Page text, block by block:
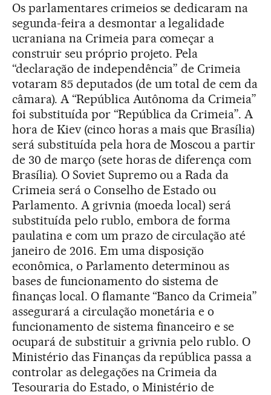
Os parlamentares crimeios se dedicaram na
segunda-feira a desmontar a legalidade
ucraniana na Crimeia para começar a
construir seu próprio projeto. Pela
“declaração de independência” de Crimeia
votaram 85 deputados (de um total de cem da
câmara). A “República Autônoma da Crimeia”
foi substituída por “República da Crimeia”. A
hora de Kiev (cinco horas a mais que Brasília)
será substituída pela hora de Moscou a partir
de 30 de março (sete horas de diferença com
Brasília). O Soviet Supremo ou a Rada da
Crimeia será o Conselho de Estado ou
Parlamento. A grivnia (moeda local) será
substituída pelo rublo, embora de forma
paulatina e com um prazo de circulação até
janeiro de 2016. Em uma disposição
econômica, o Parlamento determinou as
bases de funcionamento do sistema de
finanças local. O flamante “Banco da Crimeia”
assegurará a circulação monetária e o
funcionamento de sistema financeiro e se
ocupará de substituir a grivnia pelo rublo. O
Ministério das Finanças da república passa a
controlar as delegações na Crimeia da
Tesouraria do Estado, o Ministério de